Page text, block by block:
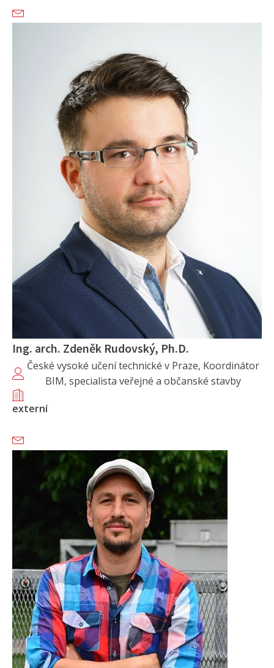
Ing. arch. Zdeněk Rudovský, Ph.D.
České vysoké učení technické v Praze, Koordinátor
BIM, specialista veřejné a občanské stavby
externí